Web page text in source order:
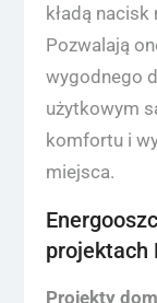
kładą
Pozwalają
wygodnego
użytkowym
komfortu i
miejsca.
projektach
Projekty